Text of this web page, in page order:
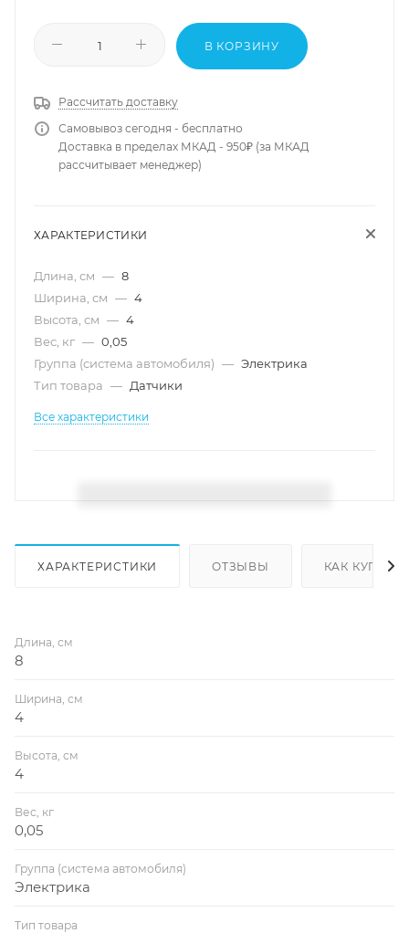
В КОРЗИНУ
Рассчитать доставку
Самовывоз сегодня - бесплатно
Доставка в пределах МКАД - 950₽ (за МКАД
рассчитывает менеджер)
ХАРАКТЕРИСТИКИ
Длина, см — 8
Ширина, см — 4
Высота, см — 4
Вес, кг — 0,05
Группа (система автомобиля) — Электрика
Тип товара — Датчики
Все характеристики
ХАРАКТЕРИСТИКИ ОТЗЫВЫ КАК КУПИТЬ
Длина, см
8
Ширина, см
4
Высота, см
4
Вес, кг
0,05
Группа (система автомобиля)
Электрика
Тип товара